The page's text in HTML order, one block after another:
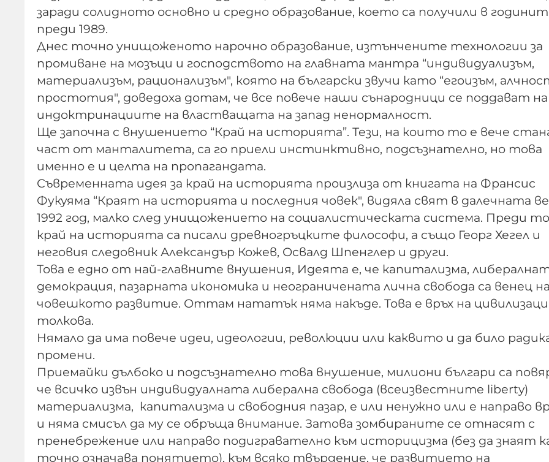
заради солидното основно и средно образование, което са получили в
преди 1989.
Днес точно унищоженото нарочно образование, изтънчените технологии за
промиване на мозъци и господството на главната мантра “индивидуализъм,
материализъм, рационализъм", която на български звучи като “егоизъм,
простотия", доведоха дотам, че все повече наши сънародници се поддават на
индоктринациите на властващата на запад ненормалност.
Ще започна с внушението “Край на историята”. Тези, на които то е вече
част от манталитета, са го приели инстинктивно, подсъзнателно, но това
именно е и целта на пропагандата.
Съвременната идея за край на историята произлиза от книгата на Франсис
Фукуяма “Краят на историята и последния човек", видяла свят в далечната
1992 год, малко след унищожението на социалистическата система. Преди
край на историята са писали древногръцките философи, а също Георг Хегел и
неговия следовник Александър Кожев, Освалд Шпенглер и други.
Това е едно от най-главните внушения, Идеята е, че капитализма,
демокрация, пазарната икономика и неограничената лична свобода са венец
човешкото развитие. Оттам нататък няма накъде. Това е връх на
толкова.
Нямало да има повече идеи, идеологии, революции или каквито и да било
промени.
Приемайки дълбоко и подсъзнателно това внушение, милиони българи са
че всичко извън индивидуалната либерална свобода (всеизвестните liberty)
материализма, капитализма и свободния пазар, е или ненужно или е направо
и няма смисъл да му се обръща внимание. Затова зомбираните се отнасят с
пренебрежение или направо подигравателно към историцизма (без да знаят
точно означава понятието), към всяко твърдение, че развитието на